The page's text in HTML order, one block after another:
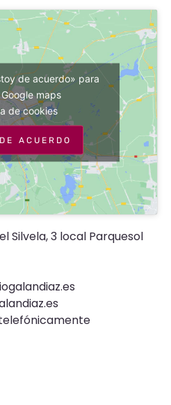
de acuerdo» para
maps
de cookies
ACUERDO
Silvela, 3 local Parquesol